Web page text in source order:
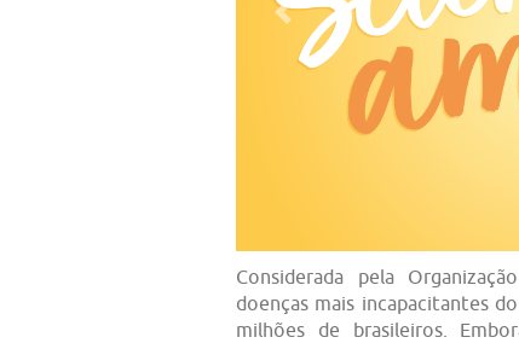
Previous
Considerada pela
doenças mais incapacitantes
milhões de brasileiros.